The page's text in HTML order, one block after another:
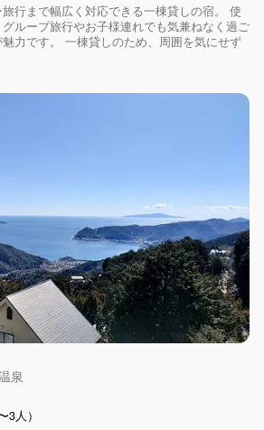
行まで幅広く対応できる一棟貸しの宿。 使
ループ旅行やお子様連れでも気兼ねなく過ご
力です。 一棟貸しのため、周囲を気にせず
泉
人）